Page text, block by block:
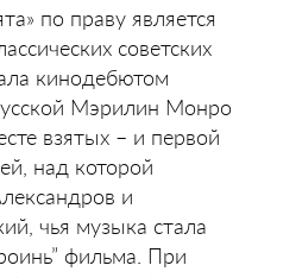
по праву является
советских
кинодебютом
Мэрилин Монро
взятых – и первой
над которой
и
чья музыка стала
фильма. При